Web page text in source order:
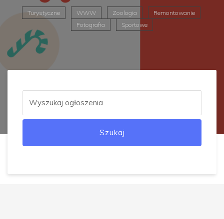
Turystyczne WWW Zoologia
Remontowanie
Fotografia
Sportowe
Szukaj